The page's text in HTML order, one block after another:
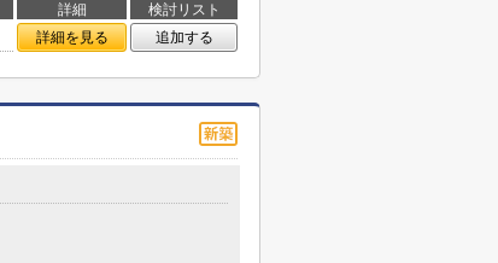
詳細
検討リスト
詳細を見る 追加する